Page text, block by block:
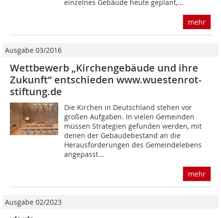
einzelnes Gebäude heute geplant,...
mehr
Ausgabe 03/2016
Wettbewerb „Kirchengebäude und ihre
Zukunft“ entschieden www.wuestenrot-
stiftung.de
Die Kirchen in Deutschland stehen vor
großen Aufgaben. In vielen Gemeinden
müssen Strategien gefunden werden, mit
denen der Gebäudebestand an die
Herausforderungen des Gemeindelebens
angepasst...
mehr
Ausgabe 02/2023